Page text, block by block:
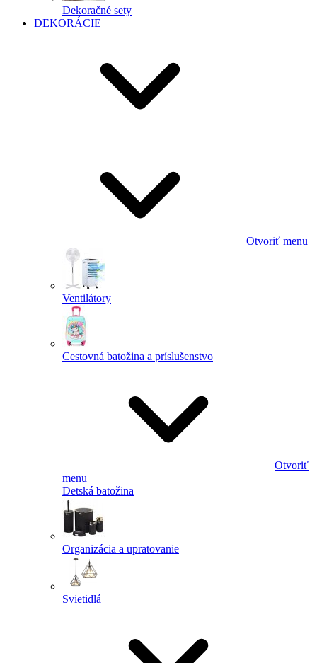
Dekoračné sety
DEKORÁCIE
Otvoriť menu
Ventilátory
Cestovná batožina a príslušenstvo
Otvoriť
menu
Detská batožina
Organizácia a upratovanie
Svietidlá